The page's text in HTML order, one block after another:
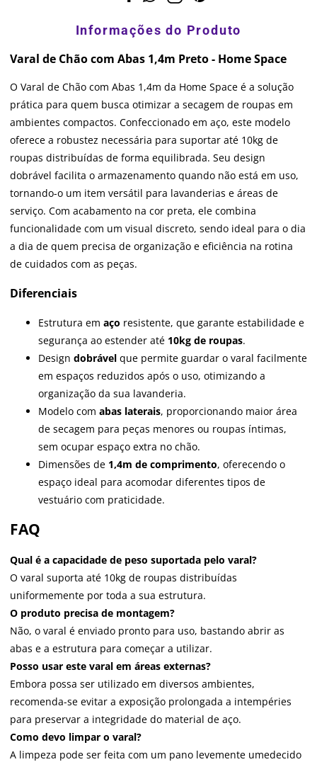
Varal de Chão com Abas 1,4m Preto - Home Space
O Varal de Chão com Abas 1,4m da Home Space é a solução
prática para quem busca otimizar a secagem de roupas em
ambientes compactos. Confeccionado em aço, este modelo
oferece a robustez necessária para suportar até 10kg de
roupas distribuídas de forma equilibrada. Seu design
dobrável facilita o armazenamento quando não está em uso,
tornando-o um item versátil para lavanderias e áreas de
serviço. Com acabamento na cor preta, ele combina
funcionalidade com um visual discreto, sendo ideal para o dia
a dia de quem precisa de organização e eficiência na rotina
de cuidados com as peças.
Diferenciais
Estrutura em aço resistente, que garante estabilidade e
segurança ao estender até 10kg de roupas.
Design dobrável que permite guardar o varal facilmente
em espaços reduzidos após o uso, otimizando a
organização da sua lavanderia.
Modelo com abas laterais, proporcionando maior área
de secagem para peças menores ou roupas íntimas,
sem ocupar espaço extra no chão.
Dimensões de 1,4m de comprimento, oferecendo o
espaço ideal para acomodar diferentes tipos de
vestuário com praticidade.
FAQ
Qual é a capacidade de peso suportada pelo varal?
O varal suporta até 10kg de roupas distribuídas
uniformemente por toda a sua estrutura.
O produto precisa de montagem?
Não, o varal é enviado pronto para uso, bastando abrir as
abas e a estrutura para começar a utilizar.
Posso usar este varal em áreas externas?
Embora possa ser utilizado em diversos ambientes,
recomenda-se evitar a exposição prolongada a intempéries
para preservar a integridade do material de aço.
Como devo limpar o varal?
A limpeza pode ser feita com um pano levemente umedecido